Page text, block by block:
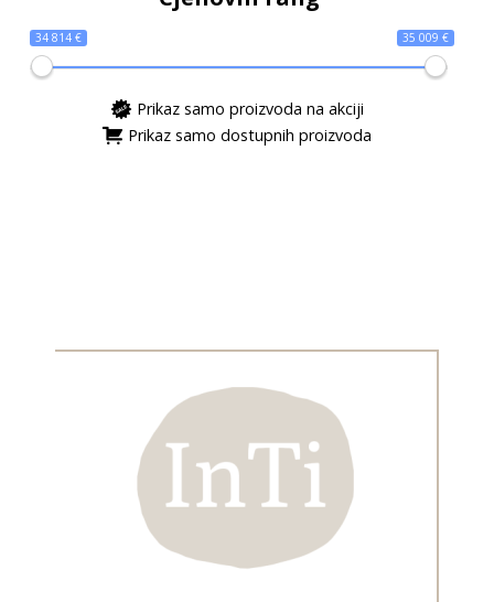
34 814 € 35 009 €
Prikaz samo proizvoda na akciji
Prikaz samo dostupnih proizvoda